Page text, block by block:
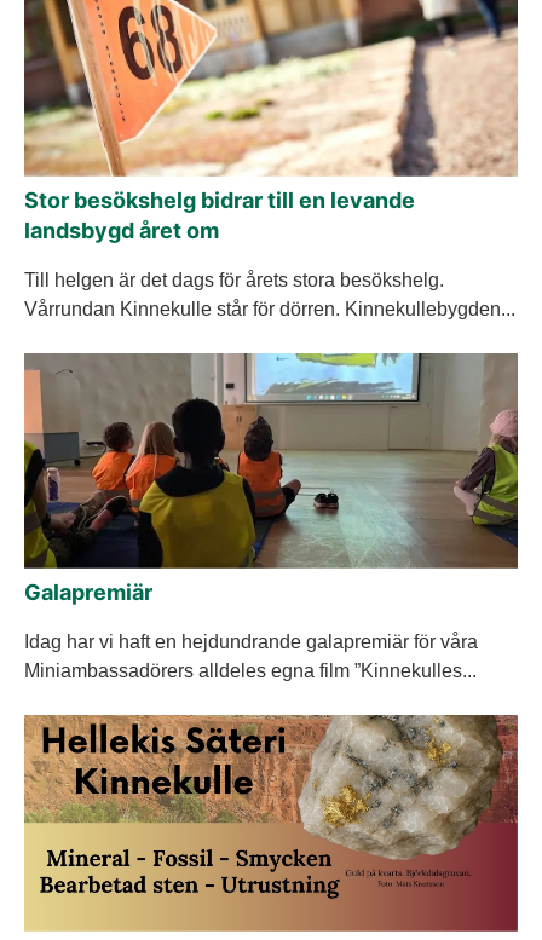
Stor besökshelg bidrar till en levande
landsbygd året om
Till helgen är det dags för årets stora besökshelg.
Vårrundan Kinnekulle står för dörren. Kinnekullebygden...
Galapremiär
Idag har vi haft en hejdundrande galapremiär för våra
Miniambassadörers alldeles egna film ”Kinnekulles...